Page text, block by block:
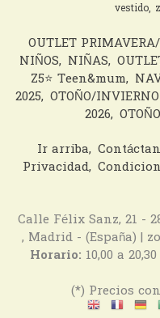
vestido
OUTLET
NIÑOS NIÑAS
Z5⭐️ Teen&mum
2025 OTOÑO/
2026
Ir arriba
Privacidad
Calle Félix Sanz, 21 -
, Madrid - (España) |
Horario: 10,00 a 20,30
(*) Precios